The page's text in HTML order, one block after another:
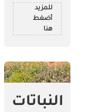
للمزيد
أضغط
هنا
النباتات